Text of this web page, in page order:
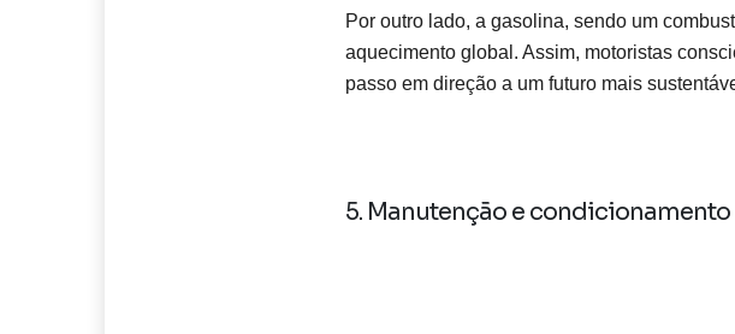
Por outro lado, a gasolina, sendo um
aquecimento global. Assim, motoristas
passo em direção a um futuro mais
5. Manutenção e